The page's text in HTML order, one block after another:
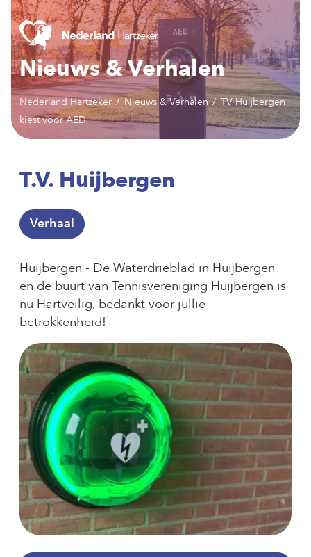
Nieuws & Verhalen
Nederland Hartzeker Nieuws & Verhalen
TV Huijbergen
kiest voor AED
T.V. Huijbergen
Verhaal
Huijbergen - De Waterdrieblad in Huijbergen
en de buurt van Tennisvereniging Huijbergen is
nu Hartveilig, bedankt voor jullie
betrokkenheid!